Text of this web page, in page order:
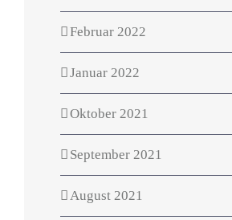
Februar 2022
Januar 2022
Oktober 2021
September 2021
August 2021